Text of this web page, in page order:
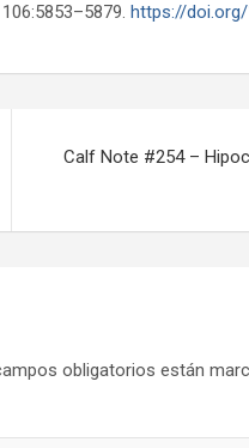
https://doi.org/
Calf Note #254 –
obligatorios están